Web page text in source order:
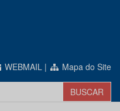
WEBMAIL | Mapa do Site